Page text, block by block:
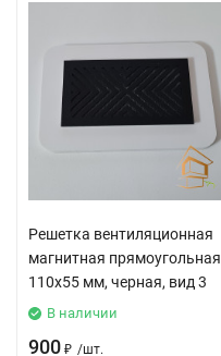
Решетка вентиляционная
магнитная прямоугольная
110х55 мм, черная, вид 3
В наличии
900 ₽ /шт.